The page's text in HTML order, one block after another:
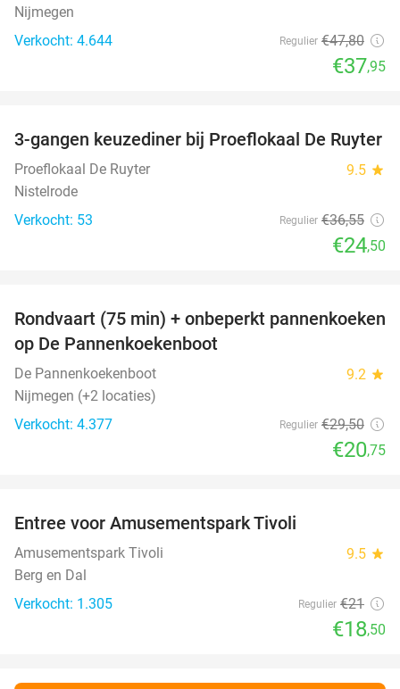
Nijmegen
Verkocht: 4.644
Regulier €47,80
€37,95
33%
3-gangen keuzediner bij Proeflokaal De Ruyter
Proeflokaal De Ruyter 9.5 star
Nistelrode
Verkocht: 53
Regulier €36,55
€24,50
30%
Rondvaart (75 min) + onbeperkt pannenkoeken
op De Pannenkoekenboot
De Pannenkoekenboot 9.2 star
Nijmegen (+2 locaties)
Verkocht: 4.377
Regulier €29,50
€20,75
Entree voor Amusementspark Tivoli
Amusementspark Tivoli 9.5 star
Berg en Dal
Verkocht: 1.305
Regulier €21
€18,50